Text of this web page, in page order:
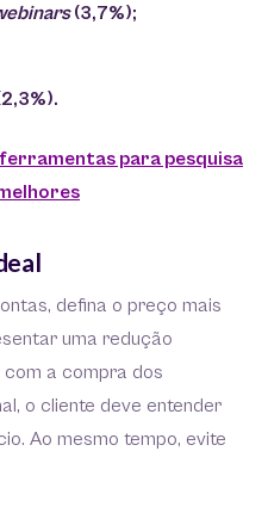
(3,7%);
para pesquisa
defina o preço mais
uma redução
a compra dos
o cliente deve entender
Ao mesmo tempo, evite